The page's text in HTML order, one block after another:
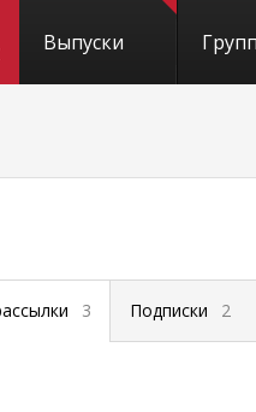
Выпуски
3 Подписки 2